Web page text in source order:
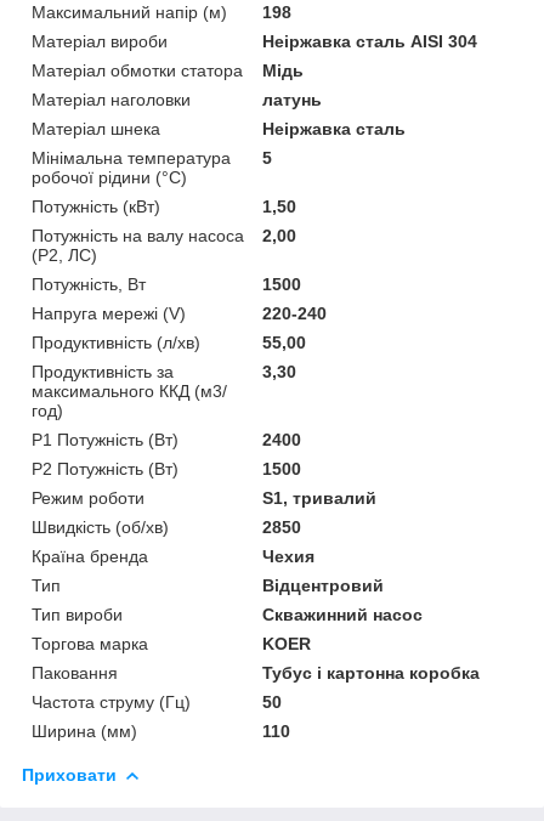
Максимальний напір (м)
198
Матеріал вироби
Неіржавка сталь AISI 304
Матеріал обмотки статора
Мідь
Матеріал наголовки
латунь
Матеріал шнека
Неіржавка сталь
Мінімальна температура
робочої рідини (°C)
5
Потужність (кВт)
1,50
Потужність на валу насоса
(P2, ЛС)
2,00
Потужність, Вт
1500
Напруга мережі (V)
220-240
Продуктивність (л/хв)
55,00
Продуктивність за
максимального ККД (м3/
год)
3,30
Р1 Потужність (Вт)
2400
Р2 Потужність (Вт)
1500
Режим роботи
S1, тривалий
Швидкість (об/хв)
2850
Країна бренда
Чехия
Тип
Відцентровий
Тип вироби
Скважинний насос
Торгова марка
KOER
Паковання
Тубус і картонна коробка
Частота струму (Гц)
50
Ширина (мм)
110
Приховати